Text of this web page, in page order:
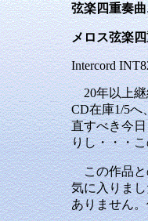
弦楽四重奏
メロス弦楽
Intercord
20年以上継
CD在庫1/5へ
直すべき今
りし・・・
この作品と
気に入りま
ありません